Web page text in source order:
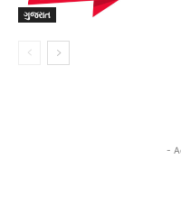
ગુજરાત
-